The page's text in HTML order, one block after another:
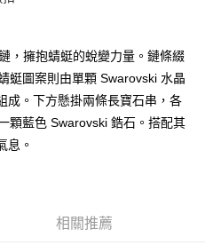
成立後會自動跳轉到大哥付的交易
請依後續交易確認頁面所載為準。
易或遇審核未通過，訂單將自動取
示未達大哥付你分期系統評分，恕無
不需儲值。
即可結帳。
款。
此簡訊中的連結，可透過四大超商／
運費
，擁抱蜻蜓的蛻變力量。鏈條綴
蜓圖案則由單顆 Swarovski 水晶
成。下方懸掛兩條長寶石串，各
顆藍色 Swarovski 鋯石。搭配其
息。
相關推薦